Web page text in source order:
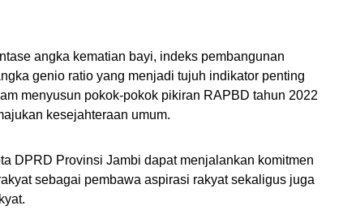
angka kematian bayi, indeks pembangunan
genio ratio yang menjadi tujuh indikator penting
menyusun pokok-pokok pikiran RAPBD tahun 2022
kesejahteraan umum.
DPRD Provinsi Jambi dapat menjalankan komitmen
sebagai pembawa aspirasi rakyat sekaligus juga